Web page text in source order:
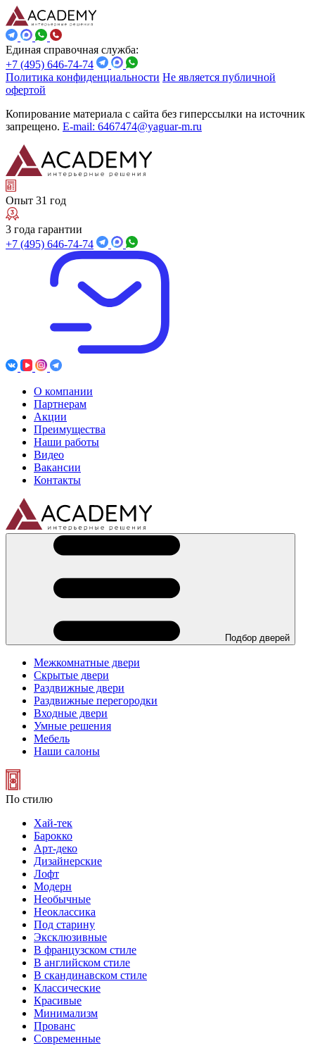
Единая справочная служба:
+7 (495) 646-74-74
Политика конфиденциальности Не является публичной
офертой
Копирование материала с сайта без гиперссылки на источник
запрещено. E-mail: 6467474@yaguar-m.ru
Опыт 31 год
3 года гарантии
+7 (495) 646-74-74
О компании
Партнерам
Акции
Преимущества
Наши работы
Видео
Вакансии
Контакты
Подбор дверей
Межкомнатные двери
Скрытые двери
Раздвижные двери
Раздвижные перегородки
Входные двери
Умные решения
Мебель
Наши салоны
По стилю
Хай-тек
Барокко
Арт-деко
Дизайнерские
Лофт
Модерн
Необычные
Неоклассика
Под старину
Эксклюзивные
В французском стиле
В английском стиле
В скандинавском стиле
Классические
Красивые
Минимализм
Прованс
Современные